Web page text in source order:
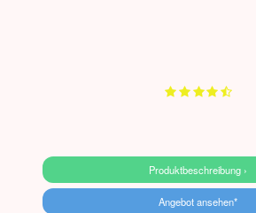
Produktbeschreibung ›
Angebot ansehen*